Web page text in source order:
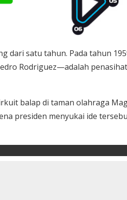
dari satu tahun. Pada tahun
Rodriguez—adalah
balap di taman olahraga
presiden menyukai ide